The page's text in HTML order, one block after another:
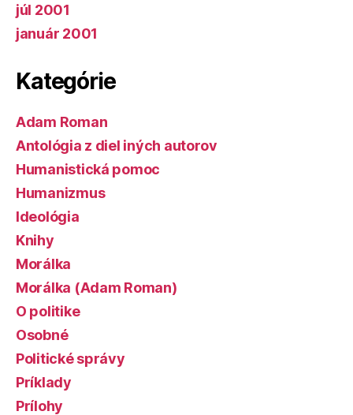
júl 2001
január 2001
Kategórie
Adam Roman
Antológia z diel iných autorov
Humanistická pomoc
Humanizmus
Ideológia
Knihy
Morálka
Morálka (Adam Roman)
O politike
Osobné
Politické správy
Príklady
Prílohy